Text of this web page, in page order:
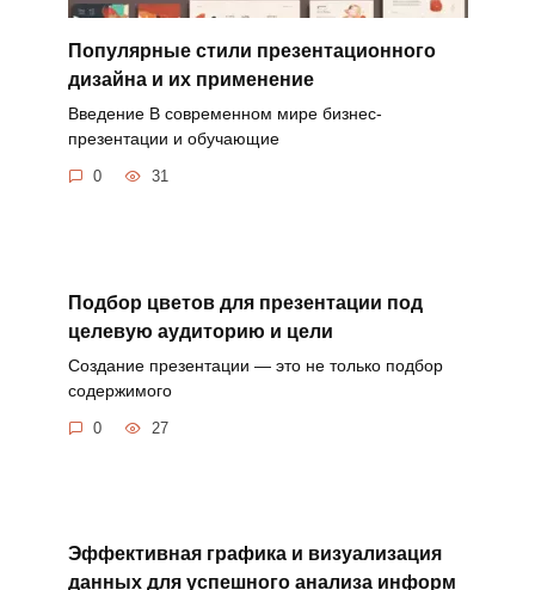
Популярные стили презентационного
дизайна и их применение
Введение В современном мире бизнес-
презентации и обучающие
0 31
Подбор цветов для презентации под
целевую аудиторию и цели
Создание презентации — это не только подбор
содержимого
0 27
Эффективная графика и визуализация
данных для успешного анализа информ